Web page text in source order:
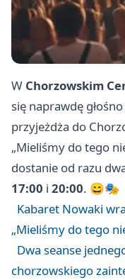
W Chorzowskim
się naprawdę
przyjeżdża do
„Mieliśmy do tego
dostanie od razu
17:00 i 20:00. 😄🎭
Kabaret Nowaki
„Mieliśmy do tego
Dwa seanse
chorzowskiego